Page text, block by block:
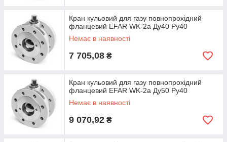
Кран кульовий для газу повнопрохідний
фланцевий EFAR WK-2a Ду40 Ру40
Немає в наявності
7 705,08 ₴
Кран кульовий для газу повнопрохідний
фланцевий EFAR WK-2a Ду50 Ру40
Немає в наявності
9 070,92 ₴